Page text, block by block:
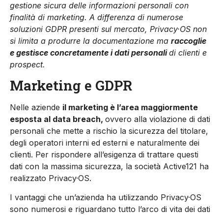
gestione sicura delle informazioni personali con
finalità di marketing. A differenza di numerose
soluzioni GDPR presenti sul mercato, Privacy·OS non
si limita a produrre la documentazione ma raccoglie
e gestisce concretamente i dati personalidi clienti e
prospect.
Marketing e GDPR
Nelle aziende il marketing è l’area maggiormente
esposta al data breach, ovvero alla violazione di dati
personali che mette a rischio la sicurezza del titolare,
degli operatori interni ed esterni e naturalmente dei
clienti. Per rispondere all’esigenza di trattare questi
dati con la massima sicurezza, la società Active121 ha
realizzato Privacy·OS.
I vantaggi che un’azienda ha utilizzando Privacy·OS
sono numerosi e riguardano tutto l’arco di vita dei dati